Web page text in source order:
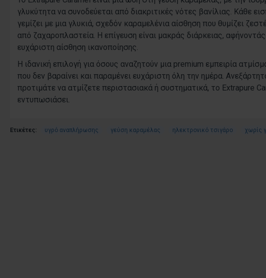
γλυκύτητα να συνοδεύεται από διακριτικές νότες βανίλιας. Κάθε
γεμίζει με μια γλυκιά, σχεδόν καραμελένια αίσθηση που θυμίζει
από ζαχαροπλαστεία. Η επίγευση είναι μακράς διάρκειας,
ευχάριστη αίσθηση ικανοποίησης.
Η ιδανική επιλογή για όσους αναζητούν μια premium εμπειρία
που δεν βαραίνει και παραμένει ευχάριστη όλη την ημέρα.
προτιμάτε να ατμίζετε περιστασιακά ή συστηματικά, το Extrapure
εντυπωσιάσει.
Ετικέτες: υγρό αναπλήρωσης γεύση καραμέλας ηλεκτρονικό τσιγάρο χωρίς